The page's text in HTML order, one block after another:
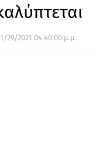
29/2021 04:40:00 μ.μ.